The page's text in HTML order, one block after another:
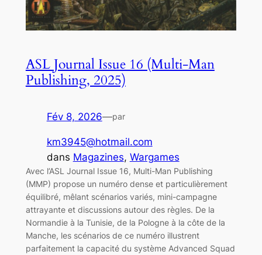
ASL Journal Issue 16 (Multi-Man
Publishing, 2025)
Fév 8, 2026—par
km3945@hotmail.com
dans Magazines, Wargames
Avec l’ASL Journal Issue 16, Multi-Man Publishing
(MMP) propose un numéro dense et particulièrement
équilibré, mêlant scénarios variés, mini-campagne
attrayante et discussions autour des règles. De la
Normandie à la Tunisie, de la Pologne à la côte de la
Manche, les scénarios de ce numéro illustrent
parfaitement la capacité du système Advanced Squad